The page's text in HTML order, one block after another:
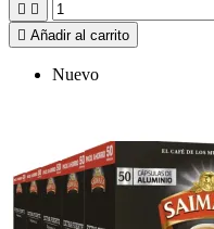
 
 Añadir al carrito
Nuevo